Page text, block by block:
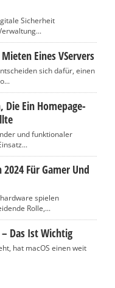
Sicherheit
Eines VServers
sich dafür, einen
Ein Homepage-
und funktionaler
Für Gamer Und
spielen
Rolle,...
Das Ist Wichtig
hat macOS einen weit